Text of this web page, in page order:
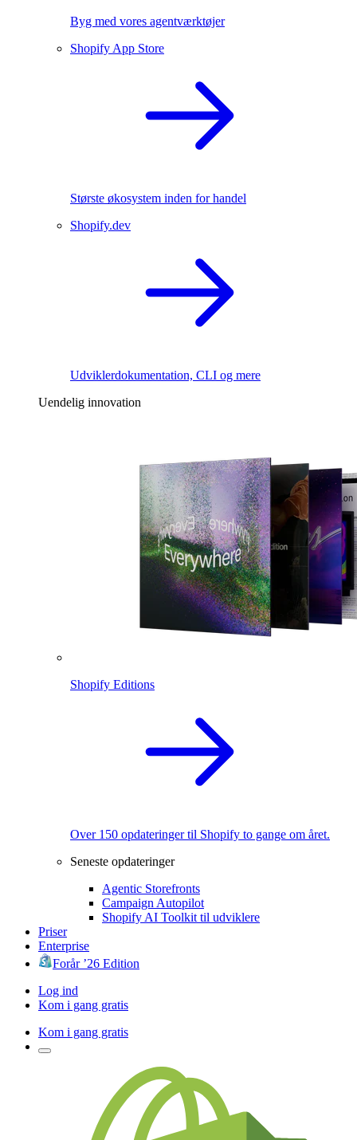
Byg med vores agentværktøjer
Shopify App Store
Største økosystem inden for handel
Shopify.dev
Udviklerdokumentation, CLI og mere
Uendelig innovation
Shopify Editions
Over 150 opdateringer til Shopify to gange om året.
Seneste opdateringer
Agentic Storefronts
Campaign Autopilot
Shopify AI Toolkit til udviklere
Priser
Enterprise
Forår ’26 Edition
Log ind
Kom i gang gratis
Kom i gang gratis